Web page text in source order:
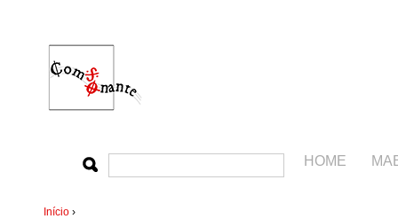
HOME
Início ›